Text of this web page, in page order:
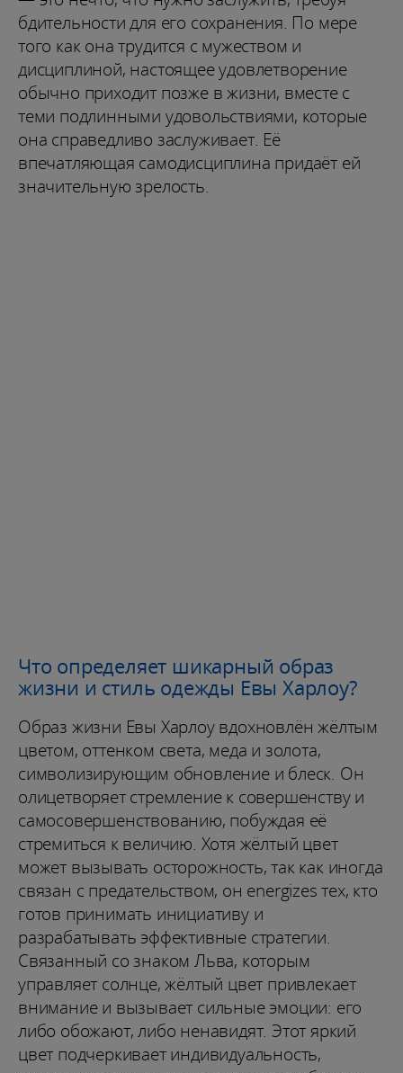
бдительности для его сохранения. По мере
того как она трудится с мужеством и
дисциплиной, настоящее удовлетворение
обычно приходит позже в жизни, вместе с
теми подлинными удовольствиями, которые
она справедливо заслуживает. Её
впечатляющая самодисциплина придаёт ей
значительную зрелость.
Что определяет шикарный образ
жизни и стиль одежды Евы Харлоу?
Образ жизни Евы Харлоу вдохновлён жёлтым
цветом, оттенком света, меда и золота,
символизирующим обновление и блеск. Он
олицетворяет стремление к совершенству и
самосовершенствованию, побуждая её
стремиться к величию. Хотя жёлтый цвет
может вызывать осторожность, так как иногда
связан с предательством, он energizes тех, кто
готов принимать инициативу и
разрабатывать эффективные стратегии.
Связанный со знаком Льва, которым
управляет солнце, жёлтый цвет привлекает
внимание и вызывает сильные эмоции: его
либо обожают, либо ненавидят. Этот яркий
цвет подчеркивает индивидуальность,